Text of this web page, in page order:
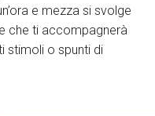
e mezza si svolge
che ti accompagnerà
stimoli o spunti di